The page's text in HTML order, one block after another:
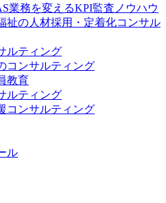
業務を変えるKPI監査ノウハウ
祉の人材採用・定着化コンサル
ルティング
コンサルティング
教育
ルティング
コンサルティング
ル